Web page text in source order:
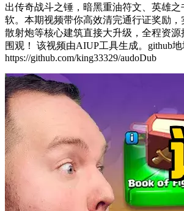
出传奇战斗之锤，暗黑重油符文、英雄
软。本期视频带你高效清完通行证奖励，
散射炮等核心建筑直接大升级，全程资
围观！ 该视频由AIUP工具生成。github地址：
https://github.com/king33329/audoDub